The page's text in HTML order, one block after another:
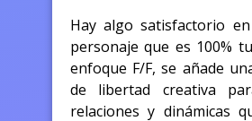
Hay algo satisfactorio
personaje que es 100%
enfoque F/F, se añade
de libertad creativa
relaciones y dinámicas